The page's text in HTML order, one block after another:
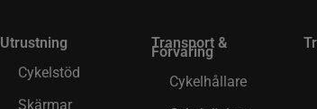
Utrustning
Cykelstöd
Skärmar
Transport &
Förvaring
Cykelhållare